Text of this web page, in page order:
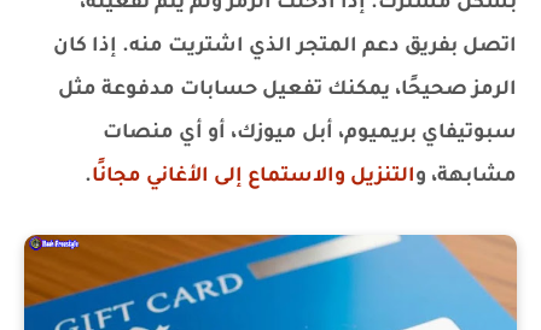
اتصل بفريق دعم المتجر الذي اشتريت منه. إذا كان
الرمز صحيحًا، يمكنك تفعيل حسابات مدفوعة مثل
سبوتيفاي بريميوم، أبل ميوزك، أو أي منصات
مشابهة، والتنزيل والاستماع إلى الأغاني مجانًا.